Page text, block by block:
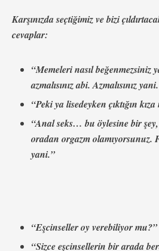
Karşınızda seçtiğimiz ve bizi
cevaplar:
“Memeleri nasıl beğenmezsiniz
azmalısınız abi. Azmalısınız
“Peki ya lisedeyken çıktığın
“Anal seks… bu öylesine bir
oradan orgazm olamıyorsunuz.
yani.”
“Eşcinseller oy verebiliyor mu?”
“Sizce eşcinsellerin bir arada